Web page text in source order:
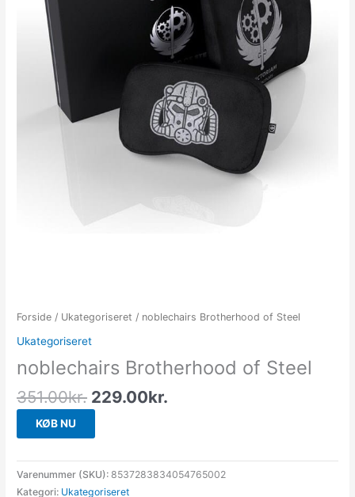
Forside / Ukategoriseret / noblechairs Brotherhood of Steel
Ukategoriseret
noblechairs Brotherhood of Steel
351.00kr. 229.00kr.
KØB NU
Varenummer (SKU):8537283834054765002
Kategori: Ukategoriseret